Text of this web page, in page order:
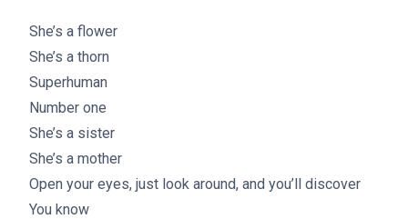
She’s a flower
She’s a thorn
Superhuman
Number one
She’s a sister
She’s a mother
Open your eyes, just look around, and you’ll discover
You know